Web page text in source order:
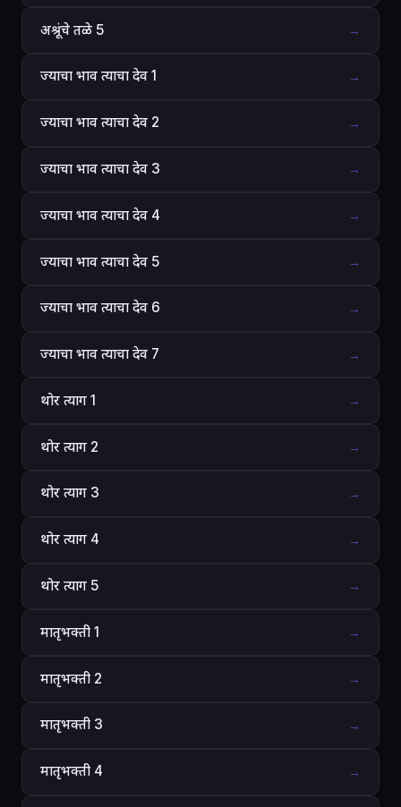
अश्रूंचे तळे 5 →
ज्याचा भाव त्याचा देव 1 →
ज्याचा भाव त्याचा देव 2 →
ज्याचा भाव त्याचा देव 3 →
ज्याचा भाव त्याचा देव 4 →
ज्याचा भाव त्याचा देव 5 →
ज्याचा भाव त्याचा देव 6 →
ज्याचा भाव त्याचा देव 7 →
थोर त्याग 1 →
थोर त्याग 2 →
थोर त्याग 3 →
थोर त्याग 4 →
थोर त्याग 5 →
मातृभक्ती 1 →
मातृभक्ती 2 →
मातृभक्ती 3 →
मातृभक्ती 4 →